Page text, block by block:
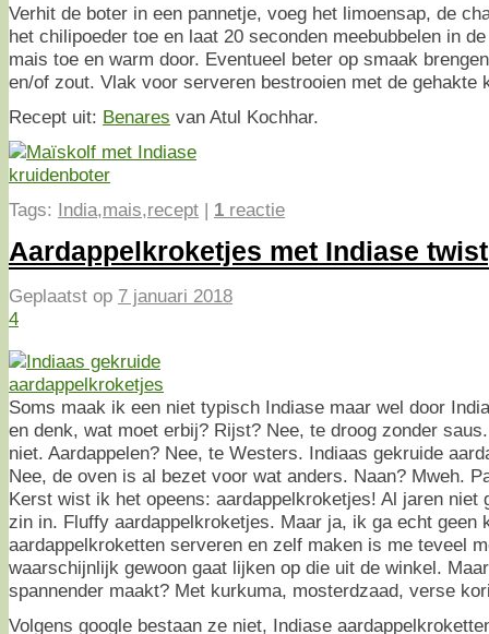
Verhit de boter in een pannetje, voeg het limoensap, de
het chilipoeder toe en laat 20 seconden meebubbelen in
mais toe en warm door. Eventueel beter op smaak
en/of zout. Vlak voor serveren bestrooien met de gehakte
Recept uit: Benares van Atul Kochhar.
Tags: India,mais,recept | 1 reactie
Aardappelkroketjes met Indiase twist
Geplaatst op 7 januari 2018
4
Soms maak ik een niet typisch Indiase maar wel door
en denk, wat moet erbij? Rijst? Nee, te droog zonder
niet. Aardappelen? Nee, te Westers. Indiaas gekruide
Nee, de oven is al bezet voor wat anders. Naan? Mweh.
Kerst wist ik het opeens: aardappelkroketjes! Al jaren niet
zin in. Fluffy aardappelkroketjes. Maar ja, ik ga echt geen
aardappelkroketten serveren en zelf maken is me teveel
waarschijnlijk gewoon gaat lijken op die uit de winkel.
spannender maakt? Met kurkuma, mosterdzaad, verse
Volgens google bestaan ze niet, Indiase